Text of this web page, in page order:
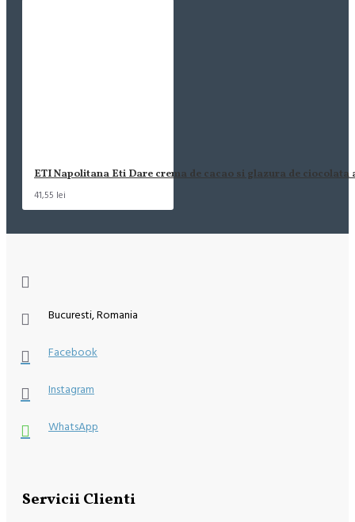
ETI Napolitana Eti Dare crema de cacao si glazura de ciocolata
41,55 lei
Bucuresti, Romania
Facebook
Instagram
WhatsApp
Servicii Clienti